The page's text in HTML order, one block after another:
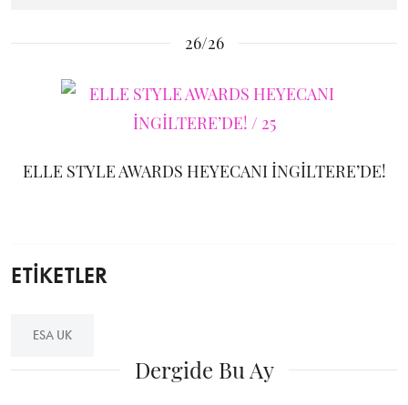
26/26
ELLE STYLE AWARDS HEYECANI İNGİLTERE’DE!
ETİKETLER
ESA UK
Dergide Bu Ay